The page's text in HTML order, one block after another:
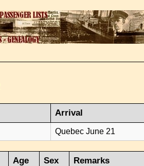
Arrival
Quebec June 21
Age Sex Remarks